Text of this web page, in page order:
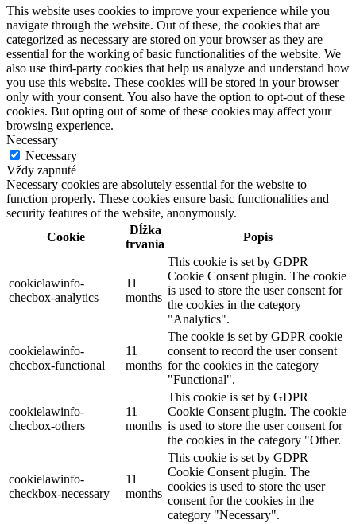
This website uses cookies to improve your experience while you
navigate through the website. Out of these, the cookies that are
categorized as necessary are stored on your browser as they are
essential for the working of basic functionalities of the website. We
also use third-party cookies that help us analyze and understand how
you use this website. These cookies will be stored in your browser
only with your consent. You also have the option to opt-out of these
cookies. But opting out of some of these cookies may affect your
browsing experience.
Necessary
Necessary
Vždy zapnuté
Necessary cookies are absolutely essential for the website to
function properly. These cookies ensure basic functionalities and
security features of the website, anonymously.
Cookie
Dĺžka
trvania
Popis
cookielawinfo-
checbox-analytics
11
months
This cookie is set by GDPR
Cookie Consent plugin. The cookie
is used to store the user consent for
the cookies in the category
"Analytics".
cookielawinfo-
checbox-functional
11
months
The cookie is set by GDPR cookie
consent to record the user consent
for the cookies in the category
"Functional".
cookielawinfo-
checbox-others
11
months
This cookie is set by GDPR
Cookie Consent plugin. The cookie
is used to store the user consent for
the cookies in the category "Other.
cookielawinfo-
checkbox-necessary
11
months
This cookie is set by GDPR
Cookie Consent plugin. The
cookies is used to store the user
consent for the cookies in the
category "Necessary".